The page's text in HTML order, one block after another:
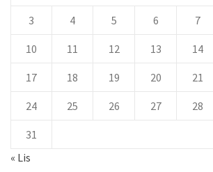
3 4 5 6 7
10 11 12 13 14
17 18 19 20 21
24 25 26 27 28
31
« Lis